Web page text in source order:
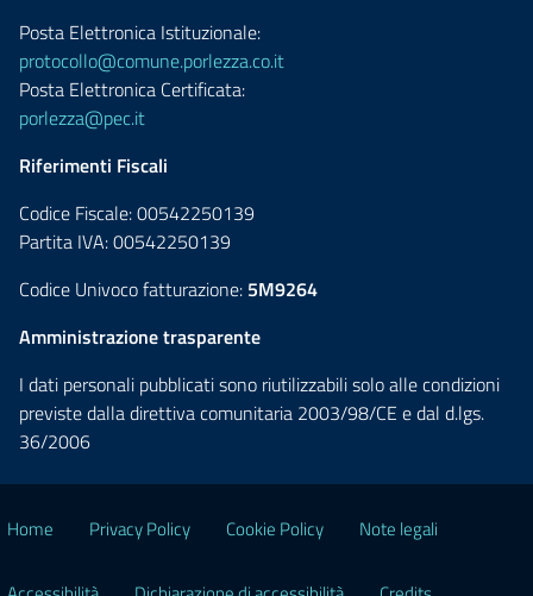
Posta Elettronica Istituzionale:
protocollo@comune.porlezza.co.it
Posta Elettronica Certificata:
porlezza@pec.it
Riferimenti Fiscali
Codice Fiscale: 00542250139
Partita IVA: 00542250139
Codice Univoco fatturazione: 5M9264
Amministrazione trasparente
I dati personali pubblicati sono riutilizzabili solo alle condizioni
previste dalla direttiva comunitaria 2003/98/CE e dal d.lgs.
36/2006
Home Privacy Policy Cookie Policy Note legali